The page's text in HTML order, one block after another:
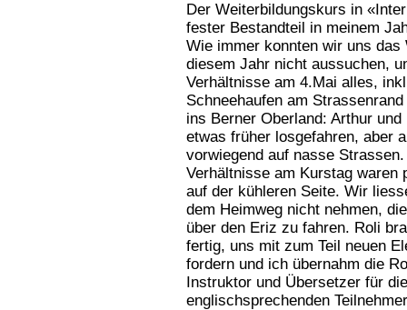
Der Weiterbildungskurs in
fester Bestandteil in meinem
Wie immer konnten wir uns das
diesem Jahr nicht aussuchen,
Verhältnisse am 4.Mai alles,
Schneehaufen am
ins Berner Oberland: Arthur und
etwas früher losgefahren, aber
vorwiegend auf nasse
Verhältnisse am Kurstag waren
auf der kühleren Seite. Wir
dem Heimweg nicht nehmen,
über den Eriz zu fahren. Roli
fertig, uns mit zum Teil neuen
fordern und ich übernahm die
Instruktor und Übersetzer für die
englischsprechenden